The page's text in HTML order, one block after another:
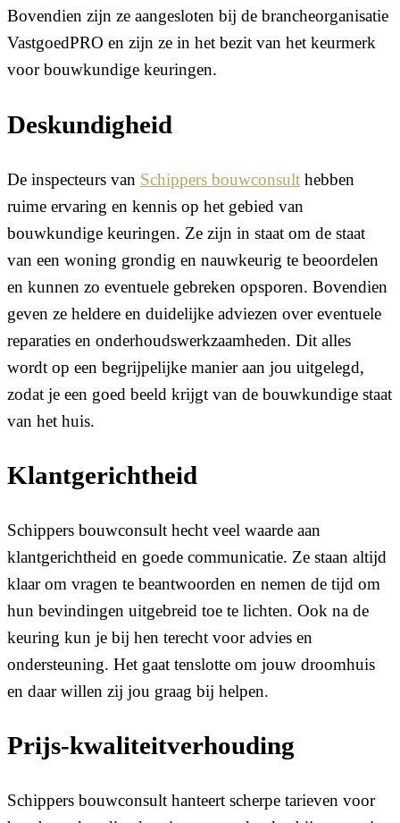
Bovendien zijn ze aangesloten bij de brancheorganisatie
VastgoedPRO en zijn ze in het bezit van het keurmerk
voor bouwkundige keuringen.
Deskundigheid
De inspecteurs van Schippers bouwconsult hebben
ruime ervaring en kennis op het gebied van
bouwkundige keuringen. Ze zijn in staat om de staat
van een woning grondig en nauwkeurig te beoordelen
en kunnen zo eventuele gebreken opsporen. Bovendien
geven ze heldere en duidelijke adviezen over eventuele
reparaties en onderhoudswerkzaamheden. Dit alles
wordt op een begrijpelijke manier aan jou uitgelegd,
zodat je een goed beeld krijgt van de bouwkundige staat
van het huis.
Klantgerichtheid
Schippers bouwconsult hecht veel waarde aan
klantgerichtheid en goede communicatie. Ze staan altijd
klaar om vragen te beantwoorden en nemen de tijd om
hun bevindingen uitgebreid toe te lichten. Ook na de
keuring kun je bij hen terecht voor advies en
ondersteuning. Het gaat tenslotte om jouw droomhuis
en daar willen zij jou graag bij helpen.
Prijs-kwaliteitverhouding
Schippers bouwconsult hanteert scherpe tarieven voor